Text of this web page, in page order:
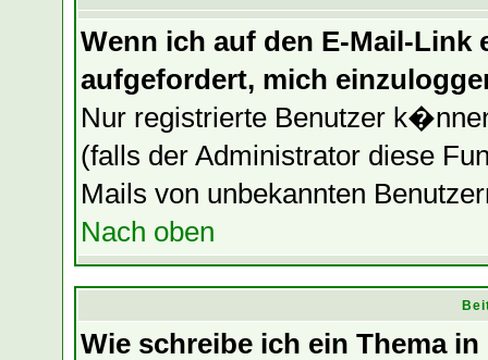
Wenn ich auf den E-Mail-Link
aufgefordert, mich
Nur registrierte Benutzer
(falls der Administrator diese
Mails von unbekannten
Nach oben
Wie schreibe ich ein Thema